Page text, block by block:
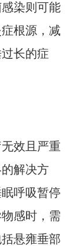
染则可能
根源，减
长的症
效且严重
解决方
呼吸暂停
感时，需
悬雍垂部